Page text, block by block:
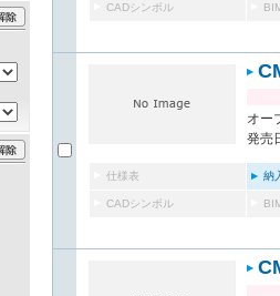
CADシンボル
オー
発売
仕様表 納
CADシンボル